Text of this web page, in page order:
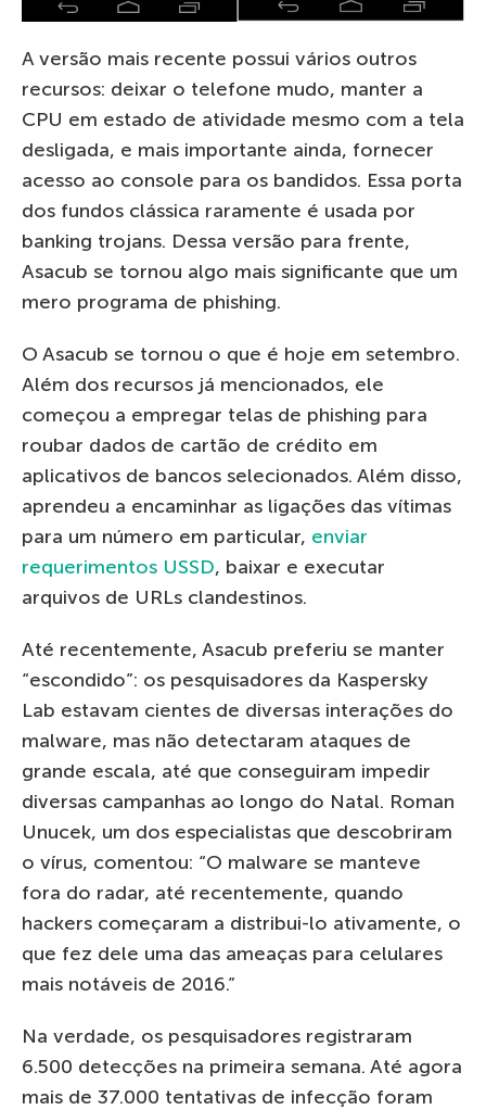
A versão mais recente possui vários outros
recursos: deixar o telefone mudo, manter a
CPU em estado de atividade mesmo com a tela
desligada, e mais importante ainda, fornecer
acesso ao console para os bandidos. Essa porta
dos fundos clássica raramente é usada por
banking trojans. Dessa versão para frente,
Asacub se tornou algo mais significante que um
mero programa de phishing.
O Asacub se tornou o que é hoje em setembro.
Além dos recursos já mencionados, ele
começou a empregar telas de phishing para
roubar dados de cartão de crédito em
aplicativos de bancos selecionados. Além disso,
aprendeu a encaminhar as ligações das vítimas
para um número em particular, enviar
requerimentos USSD, baixar e executar
arquivos de URLs clandestinos.
Até recentemente, Asacub preferiu se manter
“escondido”: os pesquisadores da Kaspersky
Lab estavam cientes de diversas interações do
malware, mas não detectaram ataques de
grande escala, até que conseguiram impedir
diversas campanhas ao longo do Natal. Roman
Unucek, um dos especialistas que descobriram
o vírus, comentou: “O malware se manteve
fora do radar, até recentemente, quando
hackers começaram a distribui-lo ativamente, o
que fez dele uma das ameaças para celulares
mais notáveis de 2016.”
Na verdade, os pesquisadores registraram
6.500 detecções na primeira semana. Até agora
mais de 37.000 tentativas de infecção foram